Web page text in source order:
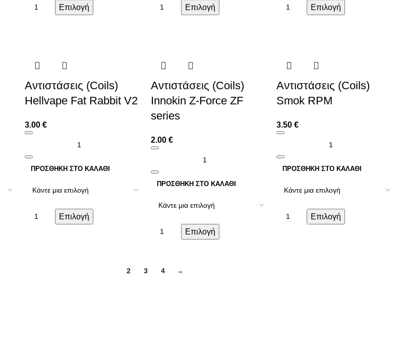
Επιλογή Επιλογή Επιλογή
Αντιστάσεις (Coils)
Hellvape Fat Rabbit V2
3.00€
ΠΡΟΣΘΉΚΗ ΣΤΟ ΚΑΛΆΘΙ
Επιλογή
Αντιστάσεις (Coils)
Innokin Z-Force ZF
series
2.00 €
ΠΡΟΣΘΉΚΗ ΣΤΟ ΚΑΛΆΘΙ
Επιλογή
Αντιστάσεις (Coils)
Smok RPM
3.50€
ΠΡΟΣΘΉΚΗ ΣΤΟ ΚΑΛΆΘΙ
Επιλογή
2 3 4 →